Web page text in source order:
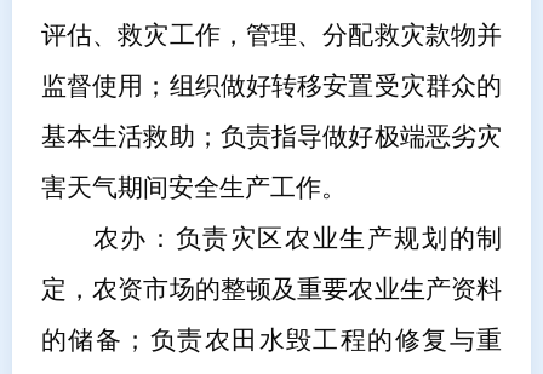
评估、救灾工作，管理、分配救灾款物并
监督使用；组织做好转移安置受灾群众的
基本生活救助；负责指导做好极端恶劣灾
害天气期间安全生产工作。
农办 ：负责灾区农业生产规划的制
定，农资市场的整顿及重要农业生产资料
的储备；负责农田水毁工程的修复与重